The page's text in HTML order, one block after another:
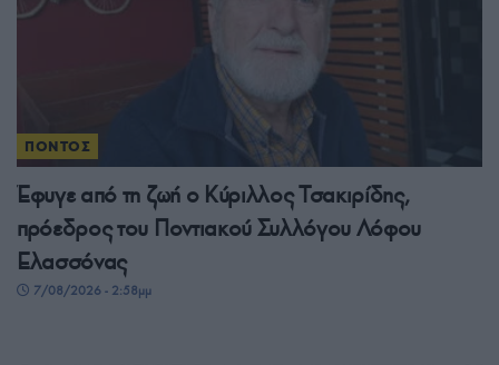
ΠΟΝΤΟΣ
Έφυγε από τη ζωή ο Κύριλλος Τσακιρίδης,
πρόεδρος του Ποντιακού Συλλόγου Λόφου
Ελασσόνας
7/08/2026 - 2:58μμ